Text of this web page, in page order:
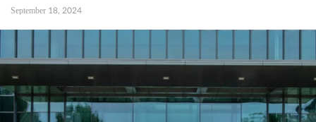
September 18, 2024